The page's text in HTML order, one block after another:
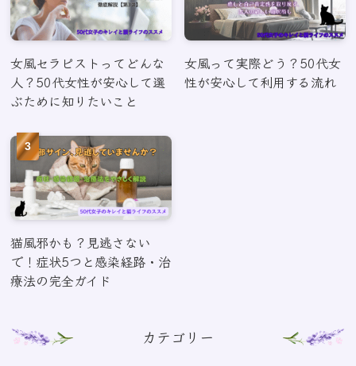
女風セラピストってどんな
人？50代女性が安心して選
ぶために知りたいこと
女風って実際どう？50代女
性が安心して利用する流れ
猫風邪かも？見逃さない
で！症状5つと感染経路・治
療法の完全ガイド
カテゴリー